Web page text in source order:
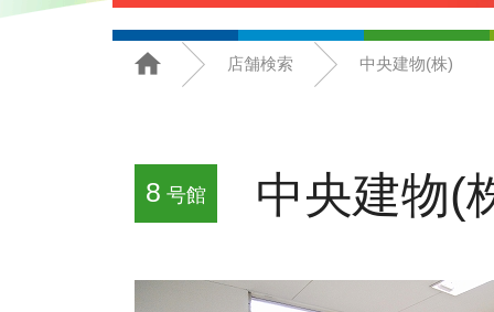
店舗検索 中央建物(株)
8 号館 中央建物(